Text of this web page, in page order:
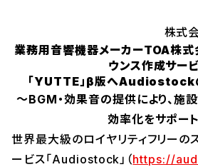
株式
業務用音響機器メーカーTOA株
ウンス作成サー
「YUTTE」β版へAudiostock
～BGM・効果音の提供により、施
効率化をサポー
世界最大級のロイヤリティフリーの
ービス「Audiostock」（https://